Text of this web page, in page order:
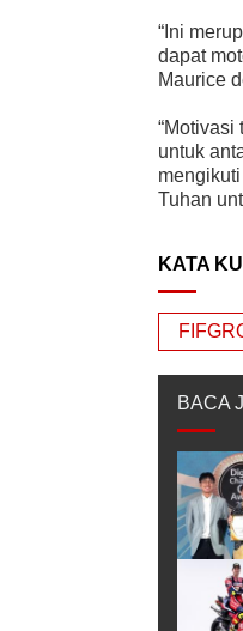
“Ini
dapat
Maurice
untuk
Tuhan
KATA
BACA